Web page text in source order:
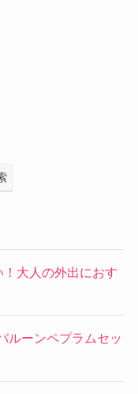
！大人の外出におす
ルーンペプラムセッ